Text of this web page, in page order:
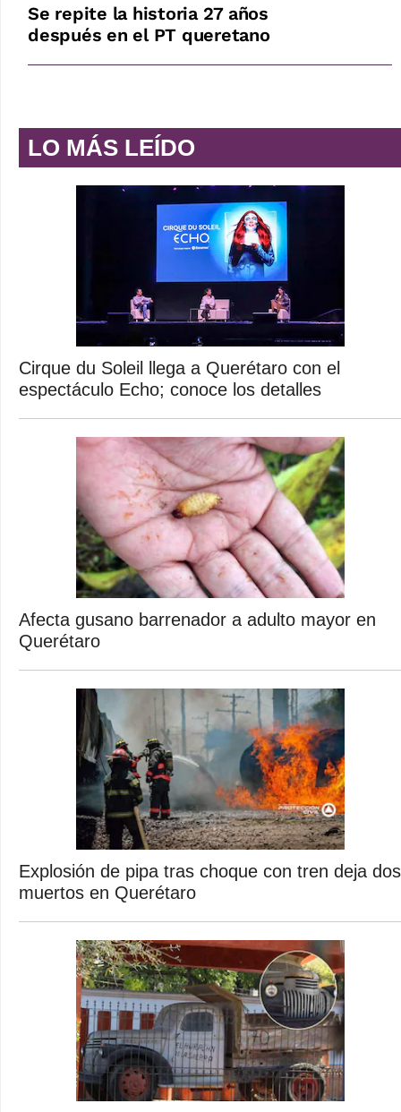
Se repite la historia 27 años
después en el PT queretano
LO MÁS LEÍDO
Cirque du Soleil llega a Querétaro con el
espectáculo Echo; conoce los detalles
Afecta gusano barrenador a adulto mayor en
Querétaro
Explosión de pipa tras choque con tren deja dos
muertos en Querétaro